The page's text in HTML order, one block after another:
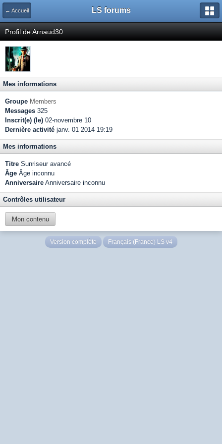
← Accueil LS forums
Profil de Arnaud30
Mes informations
Groupe Members
Messages 325
Inscrit(e) (le) 02-novembre 10
Dernière activité janv. 01 2014 19:19
Mes informations
Titre Sunriseur avancé
Âge Âge inconnu
Anniversaire Anniversaire inconnu
Contrôles utilisateur
Mon contenu
Version complète Français (France) LS v4